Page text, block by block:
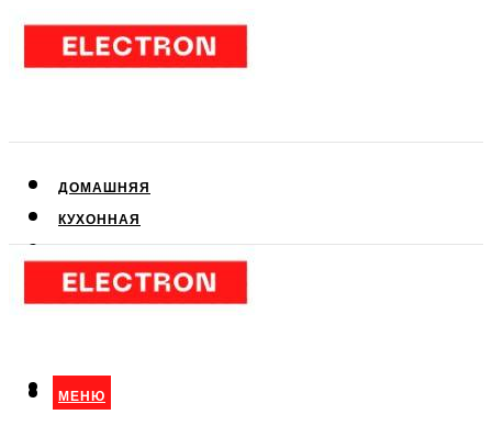
ДОМАШНЯЯ
КУХОННАЯ
КЛИМАТИЧЕСКАЯ
МЕНЮ
МЕНЮ